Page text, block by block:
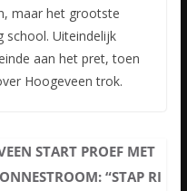
maar het grootste
school. Uiteindelijk
aan het pret, toen
Hoogeveen trok.
START PROEF MET
“STAP RI